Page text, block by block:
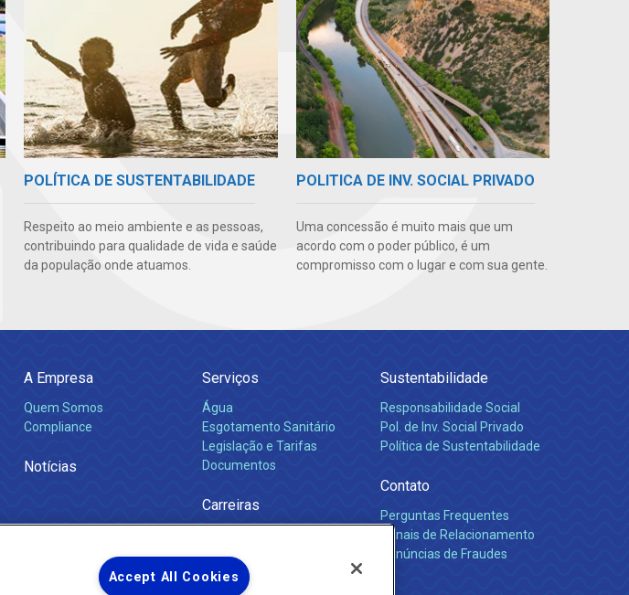
POLÍTICA DE SUSTENTABILIDADE
Respeito ao meio ambiente e as pessoas,
contribuindo para qualidade de vida e saúde
da população onde atuamos.
POLITICA DE INV. SOCIAL PRIVADO
Uma concessão é muito mais que um
acordo com o poder público, é um
compromisso com o lugar e com sua gente.
A Empresa
Quem Somos
Compliance
Notícias
Serviços
Água
Esgotamento Sanitário
Legislação e Tarifas
Documentos
Carreiras
Sustentabilidade
Responsabilidade Social
Pol. de Inv. Social Privado
Política de Sustentabilidade
Contato
Perguntas Frequentes
Canais de Relacionamento
Denúncias de Fraudes
Accept All Cookies